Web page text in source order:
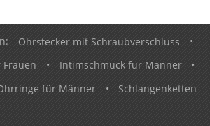
Ohrstecker mit Schraubverschluss
•
• Intimschmuck für Männer
•
für Männer • Schlangenketten